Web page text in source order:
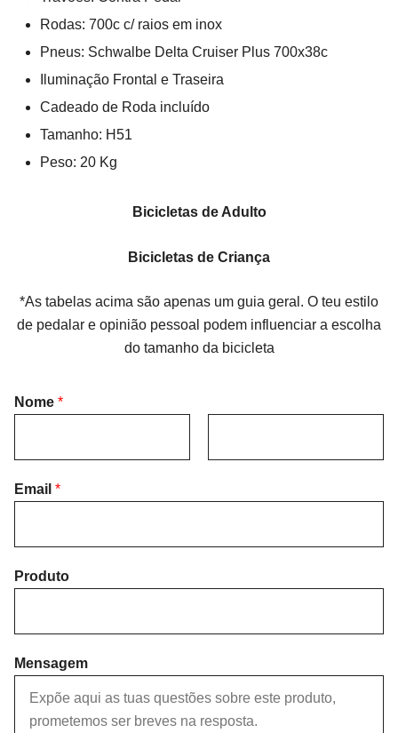
Rodas: 700c c/ raios em inox
Pneus: Schwalbe Delta Cruiser Plus 700x38c
Iluminação Frontal e Traseira
Cadeado de Roda incluído
Tamanho: H51
Peso: 20 Kg
Bicicletas de Adulto
Bicicletas de Criança
*As tabelas acima são apenas um guia geral. O teu estilo
de pedalar e opinião pessoal podem influenciar a escolha
do tamanho da bicicleta
Nome *
t
Email *
Produto
Mensagem